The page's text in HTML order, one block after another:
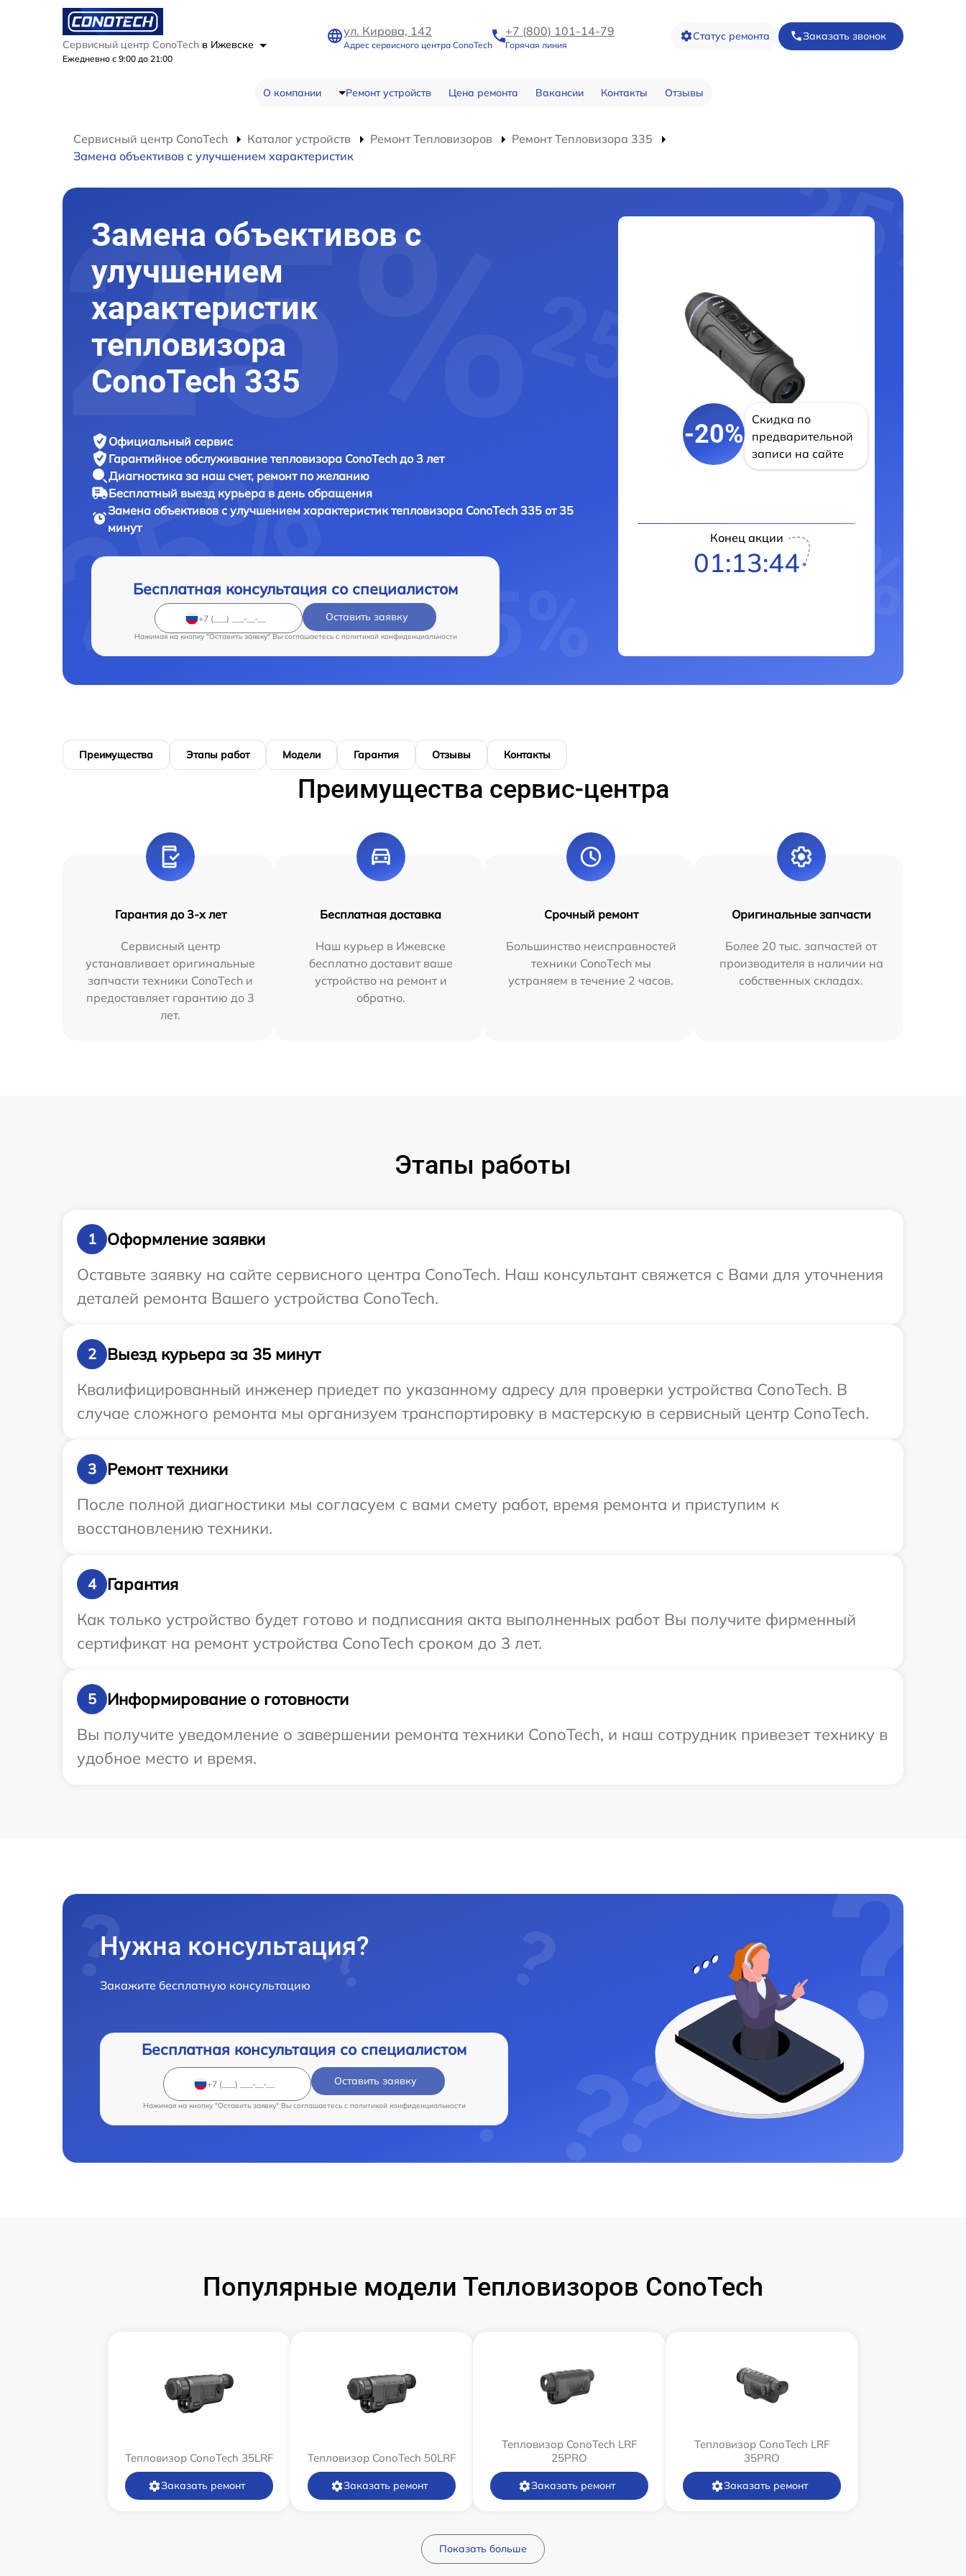
Сервисный центр ConoTech в Ижевске
Ежедневно с 9:00 до 21:00
ул. Кирова, 142
Адрес сервисного центра ConoTech
+7 (800) 101-14-79
Горячая линия
Статус ремонта Заказать звонок
О компании Ремонт устройств Цена ремонта Вакансии Контакты Отзывы
Сервисный центр ConoTech Каталог устройств Ремонт Тепловизоров
Ремонт Тепловизора 335
Замена объективов с улучшением характеристик
Замена объективов с
улучшением
характеристик
тепловизора
ConoTech 335
Официальный сервис
Гарантийное обслуживание тепловизора ConoTech до 3 лет
Диагностика за наш счет, ремонт по желанию
Бесплатный выезд курьера в день обращения
Замена объективов с улучшением характеристик тепловизора ConoTech 335 от 35
минут
Бесплатная консультация со специалистом
Оставить заявку
Нажимая на кнопку "Оставить заявку" Вы соглашаетесь c политикой конфиденциальности
-20%
Скидка по
предварительной
записи на сайте
Конец акции
01:13:43
Преимущества Этапы работ Модели Гарантия Отзывы Контакты
Преимущества сервис-центра
Гарантия до 3-х лет
Сервисный центр
устанавливает оригинальные
запчасти техники ConoTech и
предоставляет гарантию до 3
лет.
Бесплатная доставка
Наш курьер в Ижевске
бесплатно доставит ваше
устройство на ремонт и
обратно.
Срочный ремонт
Большинство неисправностей
техники ConoTech мы
устраняем в течение 2 часов.
Оригинальные запчасти
Более 20 тыс. запчастей от
производителя в наличии на
собственных складах.
Этапы работы
1
Оформление заявки
Оставьте заявку на сайте сервисного центра ConoTech. Наш консультант свяжется с Вами для уточнения
деталей ремонта Вашего устройства ConoTech.
2
Выезд курьера за 35 минут
Квалифицированный инженер приедет по указанному адресу для проверки устройства ConoTech. В
случае сложного ремонта мы организуем транспортировку в мастерскую в сервисный центр ConoTech.
3
Ремонт техники
После полной диагностики мы согласуем с вами смету работ, время ремонта и приступим к
восстановлению техники.
4
Гарантия
Как только устройство будет готово и подписания акта выполненных работ Вы получите фирменный
сертификат на ремонт устройства ConoTech сроком до 3 лет.
5
Информирование о готовности
Вы получите уведомление о завершении ремонта техники ConoTech, и наш сотрудник привезет технику в
удобное место и время.
Нужна консультация?
Закажите бесплатную консультацию
Бесплатная консультация со специалистом
Оставить заявку
Нажимая на кнопку "Оставить заявку" Вы соглашаетесь c политикой конфиденциальности
Популярные модели Тепловизоров ConoTech
Тепловизор ConoTech 35LRF
Заказать ремонт
Тепловизор ConoTech 50LRF
Заказать ремонт
Тепловизор ConoTech LRF
25PRO
Заказать ремонт
Тепловизор ConoTech LRF
35PRO
Заказать ремонт
Показать больше